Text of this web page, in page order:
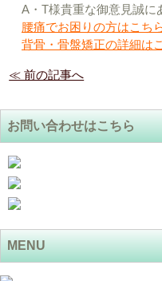
A・T様貴重な御意見誠に
腰痛でお困りの方はこち
背骨・骨盤矯正の詳細は
≪ 前の記事へ
お問い合わせはこちら
MENU